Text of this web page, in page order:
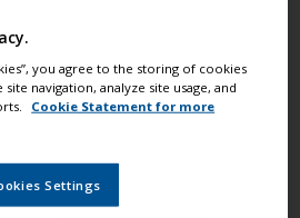
Svi International
optimalno su formulirani za
zaštite. Razrjeđivanje ne
značajno utjecati na
zaštite.
you agree to the storing of cookies
navigation, analyze site usage, and
Cookie Statement for more
Settings